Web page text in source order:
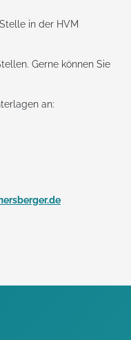
in der HVM
Gerne können Sie
an: